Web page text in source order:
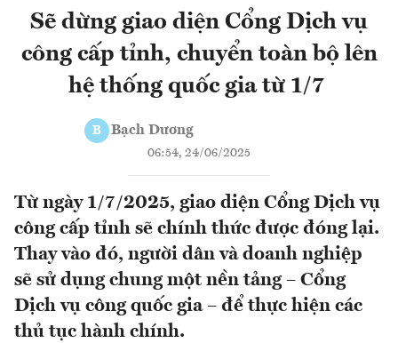
Sẽ dừng giao diện Cổng Dịch vụ
công cấp tỉnh, chuyển toàn bộ lên
hệ thống quốc gia từ 1/7
B Bạch Dương
06:54, 24/06/2025
Từ ngày 1/7/2025, giao diện Cổng Dịch vụ
công cấp tỉnh sẽ chính thức được đóng lại.
Thay vào đó, người dân và doanh nghiệp
sẽ sử dụng chung một nền tảng – Cổng
Dịch vụ công quốc gia – để thực hiện các
thủ tục hành chính.